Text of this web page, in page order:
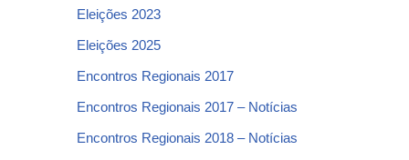
Eleições 2023
Eleições 2025
Encontros Regionais 2017
Encontros Regionais 2017 – Notícias
Encontros Regionais 2018 – Notícias